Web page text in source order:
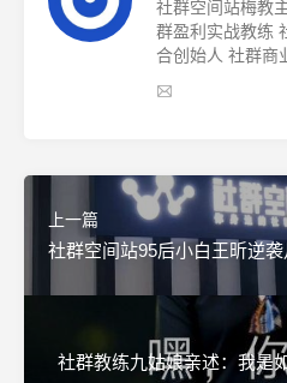
社群空间站梅教
群盈利实战教练
合创始人 社群商
上一篇
社群空间站95后小白王昕逆
社群教练九姑娘亲述：我是